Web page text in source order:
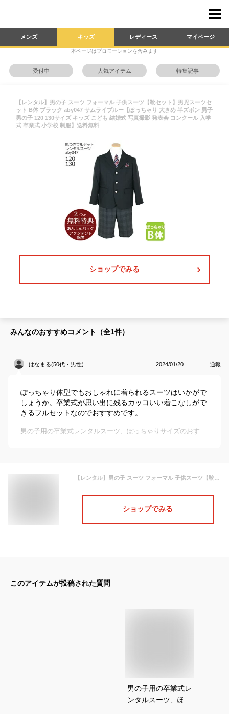
メンズ キッズ レディース マイページ
本ページはプロモーションを含みます
受付中 人気アイテム 特集記事
【レンタル】男の子 スーツ フォーマル 子供スーツ【靴セット】男児スーツセ
ット B体 ブラック aby047 サムライブルー【ぽっちゃり 大きめ 半ズボン 男子
男の子 120 130サイズ キッズ こども 結婚式 写真撮影 発表会 コンクール 入学
式 卒業式 小学校 制服】送料無料
ショップでみる
みんなのおすすめコメント（全1件）
はなまる(50代・男性) 2024/01/20 通報
ぽっちゃり体型でもおしゃれに着られるスーツはいかがで
しょうか。卒業式が思い出に残るカッコいい着こなしがで
きるフルセットなのでおすすめです。
男の子用の卒業式レンタルスーツ、ぽっちゃりサイズのおすすめは？
【レンタル】男の子 スーツ フォーマル 子供スーツ【靴セット】男児スーツセット B体 ブラック aby047 サムライブルー【ぽっちゃり 大きめ 半ズボン 男子 男の子 120 130サイズ キッズ こども 結婚式 写真撮影 発表会 コンクール 入学式 卒業式 小学校 制服】送料無料
ショップでみる
このアイテムが投稿された質問
男の子用の卒業式レ
ンタルスーツ、ぽっ